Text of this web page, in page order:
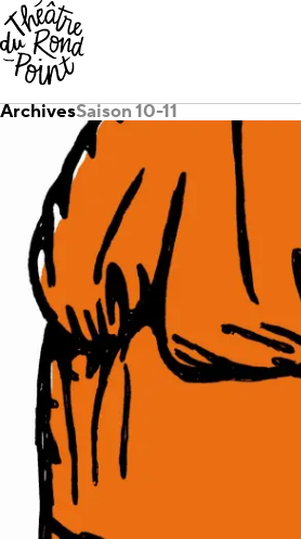
ArchivesSaison 10-11